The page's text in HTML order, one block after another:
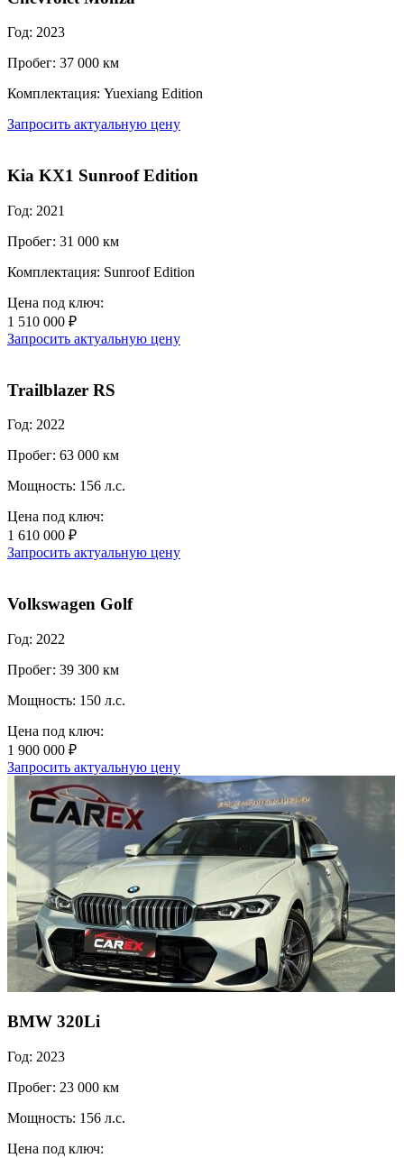
Год: 2023
Пробег: 37 000 км
Комплектация: Yuexiang Edition
Запросить актуальную цену
Kia KX1 Sunroof Edition
Год: 2021
Пробег: 31 000 км
Комплектация: Sunroof Edition
Цена под ключ:
1 510 000 ₽
Запросить актуальную цену
Trailblazer RS
Год: 2022
Пробег: 63 000 км
Мощность: 156 л.с.
Цена под ключ:
1 610 000 ₽
Запросить актуальную цену
Volkswagen Golf
Год: 2022
Пробег: 39 300 км
Мощность: 150 л.с.
Цена под ключ:
1 900 000 ₽
Запросить актуальную цену
BMW 320Li
Год: 2023
Пробег: 23 000 км
Мощность: 156 л.с.
Цена под ключ: